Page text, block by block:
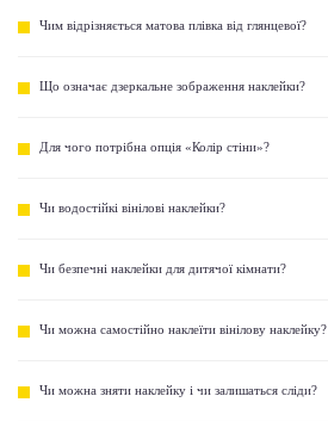
Чим відрізняється матова плівка від глянцевої?
Що означає дзеркальне зображення наклейки?
Для чого потрібна опція «Колір стіни»?
Чи водостійкі вінілові наклейки?
Чи безпечні наклейки для дитячої кімнати?
Чи можна самостійно наклеїти вінілову наклейку?
Чи можна зняти наклейку і чи залишаться сліди?